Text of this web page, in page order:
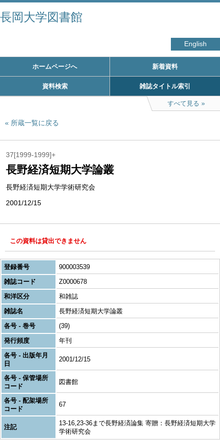
長岡大学図書館
English
ホームページへ 新着資料
資料検索 雑誌タイトル索引
すべて見る
所蔵一覧に戻る
37[1999-1999]+
長野経済短期大学論叢
長野経済短期大学学術研究会
2001/12/15
この資料は貸出できません
登録番号
900003539
雑誌コード
Z0000678
和洋区分
和雑誌
雑誌名
長野経済短期大学論叢
各号 - 巻号
(39)
発行頻度
年刊
各号 - 出版年月
日
2001/12/15
各号 - 保管場所
コード
図書館
各号 - 配架場所
コード
67
注記
13-16,23-36まで長野経済論集 寄贈：長野経済短期大学
学術研究会